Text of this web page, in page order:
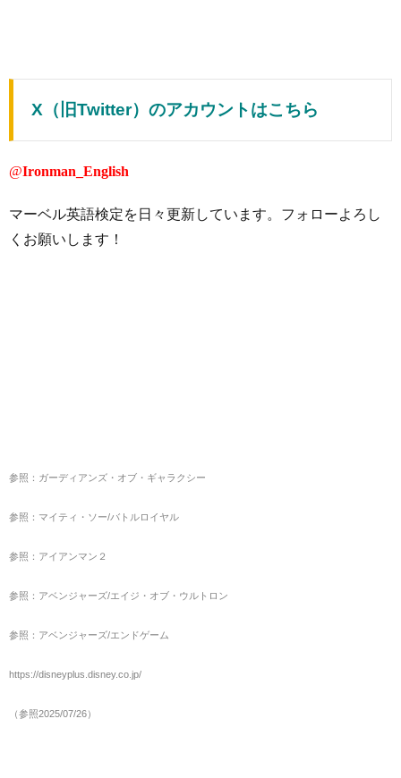
X（旧Twitter）のアカウントはこちら
@Ironman_English
マーベル英語検定を日々更新しています。フォローよろし
くお願いします！
参照：ガーディアンズ・オブ・ギャラクシー
参照：マイティ・ソー/バトルロイヤル
参照：アイアンマン２
参照：アベンジャーズ/エイジ・オブ・ウルトロン
参照：アベンジャーズ/エンドゲーム
https://disneyplus.disney.co.jp/
（参照2025/07/26）